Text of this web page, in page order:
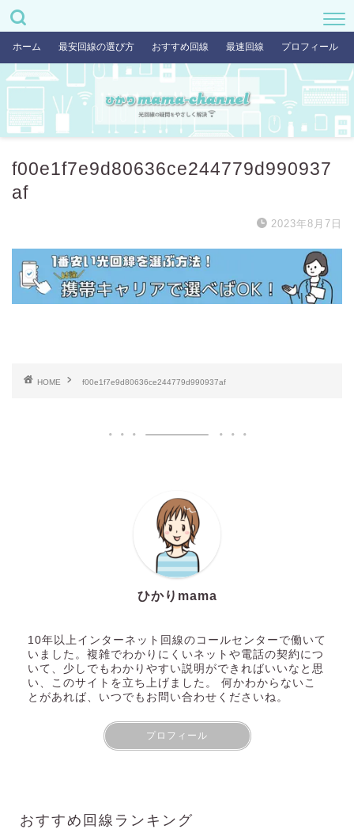
ホーム 最安回線の選び方 おすすめ回線 最速回線 プロフィール
f00e1f7e9d80636ce244779d990937
af
2023年8月7日
HOME f00e1f7e9d80636ce244779d990937af
ひかりmama
10年以上インターネット回線のコールセンターで働いて
いました。複雑でわかりにくいネットや電話の契約につ
いて、少しでもわかりやすい説明ができればいいなと思
い、このサイトを立ち上げました。 何かわからないこ
とがあれば、いつでもお問い合わせくださいね。
プロフィール
おすすめ回線ランキング